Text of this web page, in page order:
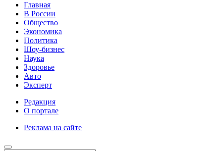
Главная
В России
Общество
Экономика
Политика
Шоу-бизнес
Наука
Здоровье
Авто
Эксперт
Редакция
О портале
Реклама на сайте